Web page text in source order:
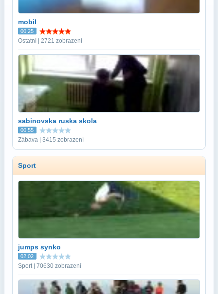
mobil
00:25
Ostatní | 2721 zobrazení
sabinovska ruska skola
00:55
Zábava | 3415 zobrazení
Sport
jumps synko
02:02
Sport | 70630 zobrazení